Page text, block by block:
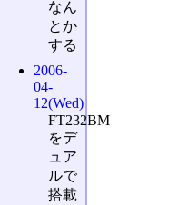
なん
とか
する
2006-
04-
12(Wed)
FT232BM
をデ
ュア
ルで
搭載